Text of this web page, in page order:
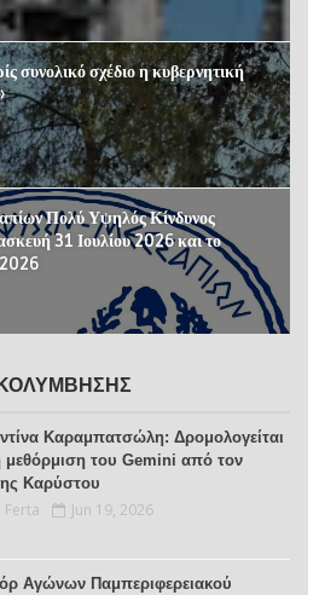
συνολικό σχέδιο η κυβερνητική
Πολύ Υψηλός Κίνδυνος
31 Ιουλίου 2026 και το
Καραμπατσώλη: Δρομολογείται
μεθόρμιση του Gemini από τον
Καρύστου
Ferta Jun 19, 2026
Αγώνων Παμπεριφερειακού